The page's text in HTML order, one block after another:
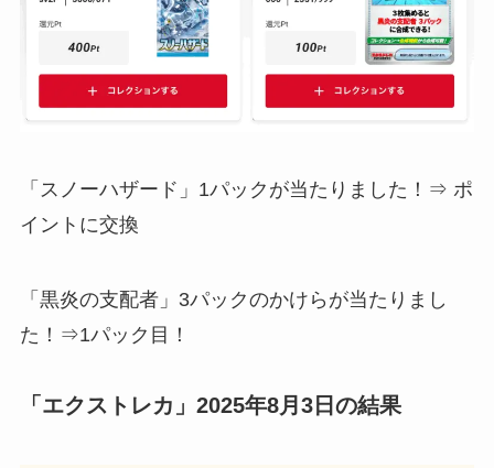
「スノーハザード」1パックが当たりました！⇒ ポ
イントに交換
「黒炎の支配者」3パックのかけらが当たりまし
た！⇒1パック目！
「エクストレカ」2025年8月3日の結果